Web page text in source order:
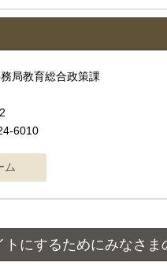
局教育総合政策課
6010
トにするためにみなさ